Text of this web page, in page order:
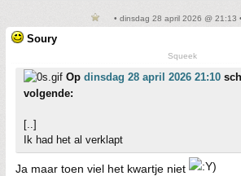
• dinsdag 28 april 2026 @ 21:13
Soury
Squeek
Op dinsdag 28 april 2026 21:10
volgende:
[..]
Ik had het al verklapt
Ja maar toen viel het kwartje niet